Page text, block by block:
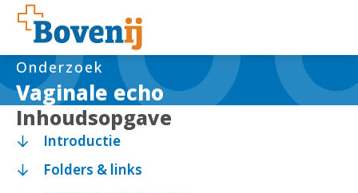
Vaginale echo
Onderzoek
Inhoudsopgave
Introductie
Folders & links